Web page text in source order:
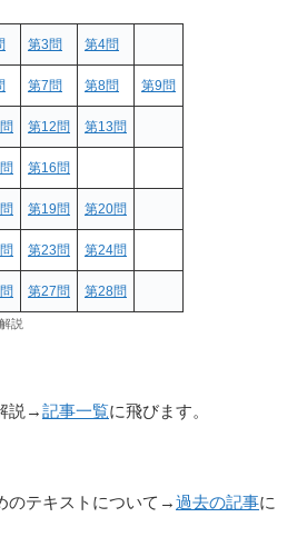
第3問 第4問
第7問 第8問 第9問
第12問 第13問
第16問
第19問 第20問
第23問 第24問
第27問 第28問
説
説→記事一覧に飛びます。
のテキストについて→過去の記事に